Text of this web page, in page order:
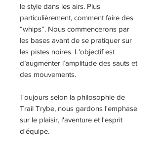
le style dans les airs. Plus
particulièrement, comment faire des
“whips”. Nous commencerons par
les bases avant de se pratiquer sur
les pistes noires. L'objectif est
d’augmenter l’amplitude des sauts et
des mouvements.
Toujours selon la philosophie de
Trail Trybe, nous gardons l'emphase
sur le plaisir, l'aventure et l'esprit
d'équipe.